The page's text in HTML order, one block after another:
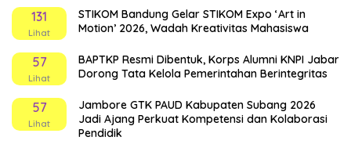
131
Lihat
STIKOM Bandung Gelar STIKOM Expo ‘Art in
Motion’ 2026, Wadah Kreativitas Mahasiswa
57
Lihat
BAPTKP Resmi Dibentuk, Korps Alumni KNPI Jabar
Dorong Tata Kelola Pemerintahan Berintegritas
57
Lihat
Jambore GTK PAUD Kabupaten Subang 2026
Jadi Ajang Perkuat Kompetensi dan Kolaborasi
Pendidik